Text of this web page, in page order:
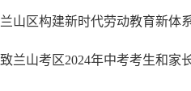
兰山区构建新时代劳动教育新体
致兰山考区2024年中考考生和家